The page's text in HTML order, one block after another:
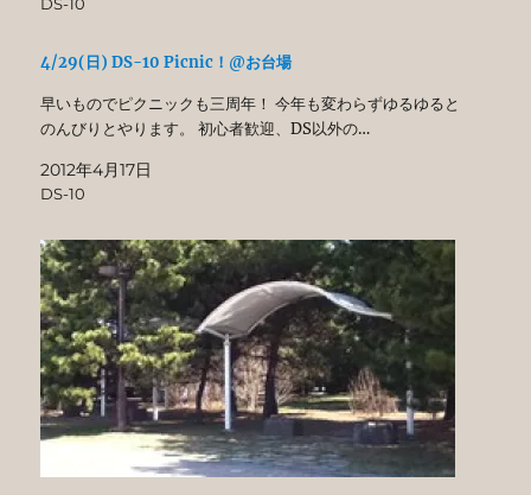
DS-10
4/29(日) DS-10 Picnic！@お台場
早いものでピクニックも三周年！ 今年も変わらずゆるゆると
のんびりとやります。 初心者歓迎、DS以外の…
2012年4月17日
DS-10